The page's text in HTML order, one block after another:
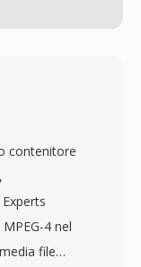
contenitore
4 nel
file